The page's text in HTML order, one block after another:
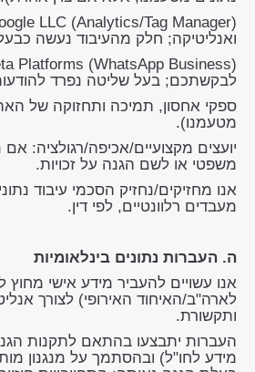
ואנליטיקה; חלק מהעיבוד נעשה
לבקשתכם; בעל שליטה נפרד
ספקי אחסון, תמיכה ותחזוקה של
מטעמנו).
יועצים מקצועיים/אכיפה/רגולציה: אם
משפטי או לשם הגנה על זכויות.
מעבדים רלוונטיים, לפי דין.
ה. העברות נתונים בינלאומיות
אנו עשויים להעביר מידע אישי
לארה"ב/האיחוד האירופי) לצורך
ותקשורת.
העברות יתבצעו בהתאם לתקנות
מידע לחו"ל) ובהסתמך על מנגנון